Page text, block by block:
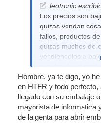
leotronic
Los precios son
quizas vendan
fallos, productos
quizas muchos de
vendiendolos a
mas les da, si total
almenos asi
almenos a mi me
Saludos...
Hombre, ya te digo, yo
en HTFR y todo perfecto,
llegado con su embalaje
mayorista de informatica
de la genta para abrir